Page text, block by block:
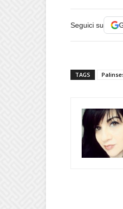
Seguici su
TAGS